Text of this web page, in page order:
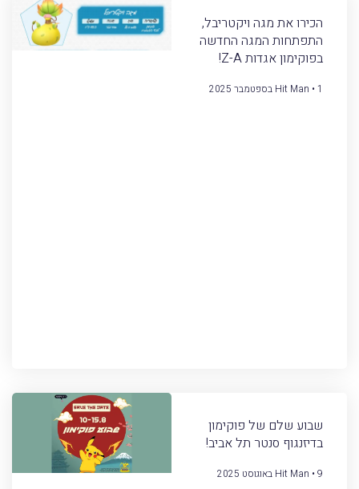
הכירו את מגה ויקטריבל,
התפתחות המגה החדשה
בפוקימון אגדות Z-A!
Hit Man 1 בספטמבר 2025
שבוע שלם של פוקימון
בדיזנגוף סנטר תל אביב!
Hit Man 9 באוגוסט 2025